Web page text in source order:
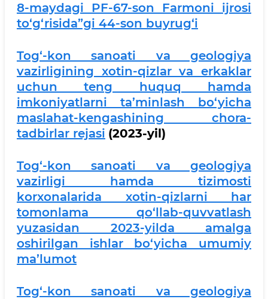
8-maydagi PF-67-son Farmoni ijrosi
to‘g‘risida”gi 44-son buyrug‘i
Tog‘-kon sanoati va geologiya
vazirligining xotin-qizlar va erkaklar
uchun teng huquq hamda
imkoniyatlarni ta’minlash bo‘yicha
maslahat-kengashining chora-
tadbirlar rejasi (2023-yil)
Tog‘-kon sanoati va geologiya
vazirligi hamda tizimosti
korxonalarida xotin-qizlarni har
tomonlama qo‘llab-quvvatlash
yuzasidan 2023-yilda amalga
oshirilgan ishlar bo‘yicha umumiy
ma’lumot
Tog‘-kon sanoati va geologiya